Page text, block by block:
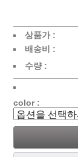
상품가 :
배송비 :
수량 :
color :